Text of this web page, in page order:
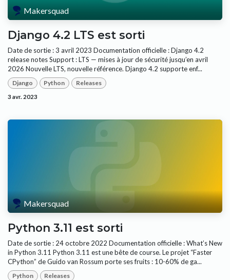
Makersquad
Django 4.2 LTS est sorti
Date de sortie : 3 avril 2023 Documentation officielle : Django 4.2
release notes Support : LTS — mises à jour de sécurité jusqu’en avril
2026 Nouvelle LTS, nouvelle référence. Django 4.2 supporte enf...
Django Python Releases
3 avr. 2023
Makersquad
Python 3.11 est sorti
Date de sortie : 24 octobre 2022 Documentation officielle : What’s New
in Python 3.11 Python 3.11 est une bête de course. Le projet “Faster
CPython” de Guido van Rossum porte ses fruits : 10-60% de ga...
Python Releases